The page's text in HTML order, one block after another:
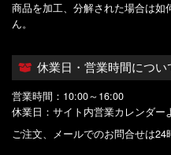
商品を加工、分解された場合は
ん。
休業日・営業時間につい
営業時間：10:00～16:00
休業日：サイト内営業カレンダー
ご注文、メールでのお問合せは24